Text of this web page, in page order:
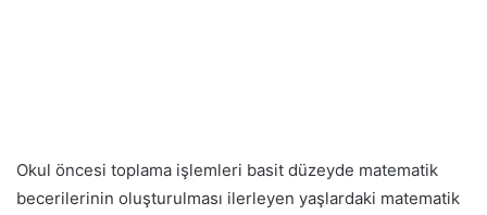
Okul öncesi toplama işlemleri basit düzeyde matematik
becerilerinin oluşturulması ilerleyen yaşlardaki matematik